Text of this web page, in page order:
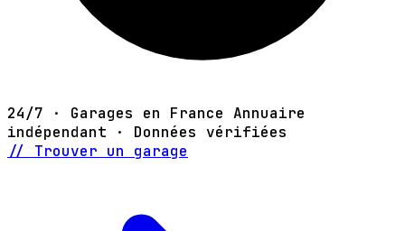
24/7 · Garages en France Annuaire
indépendant · Données vérifiées
// Trouver un garage